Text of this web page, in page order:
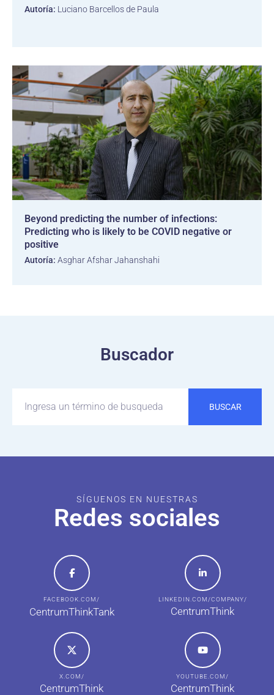
Autoría: Luciano Barcellos de Paula
Beyond predicting the number of infections:
Predicting who is likely to be COVID negative or
positive
Autoría: Asghar Afshar Jahanshahi
Buscador
BUSCAR
SÍGUENOS EN NUESTRAS
Redes sociales
FACEBOOK.COM/
CentrumThinkTank
LINKEDIN.COM/COMPANY/
CentrumThink
X.COM/
CentrumThink
YOUTUBE.COM/
CentrumThink